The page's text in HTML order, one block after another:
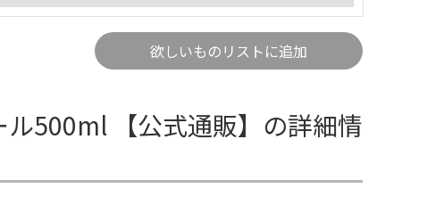
欲しいものリストに追加
500ml 【公式通販】の詳細情